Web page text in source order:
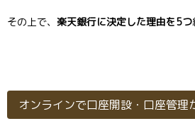
その上で、 楽天銀行に決定した理由を5つ
オンラインで口座開設・口座管理